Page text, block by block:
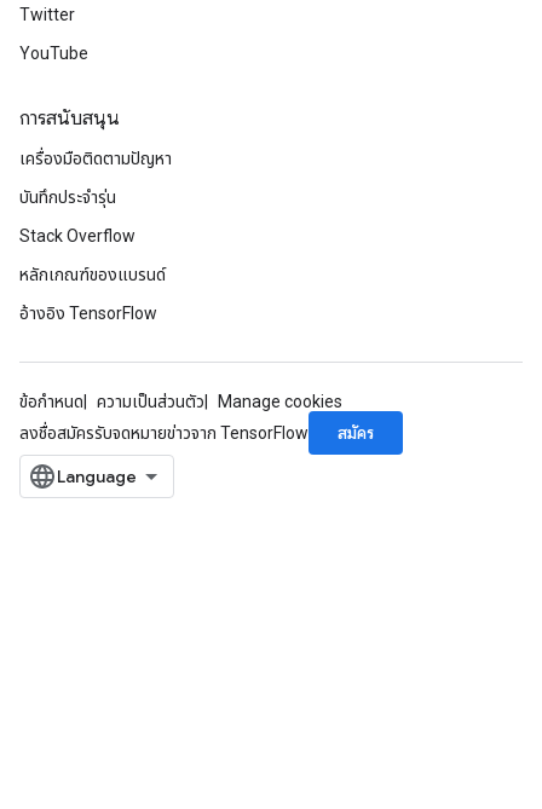
Twitter
YouTube
การสนับสนุน
เครื่องมือติดตามปัญหา
บันทึกประจำรุ่น
Stack Overflow
หลักเกณฑ์ของแบรนด์
อ้างอิง TensorFlow
ข้อกำหนด ความเป็นส่วนตัว
Manage cookies
ลงชื่อสมัครรับจดหมายข่าวจาก TensorFlow
สมัคร